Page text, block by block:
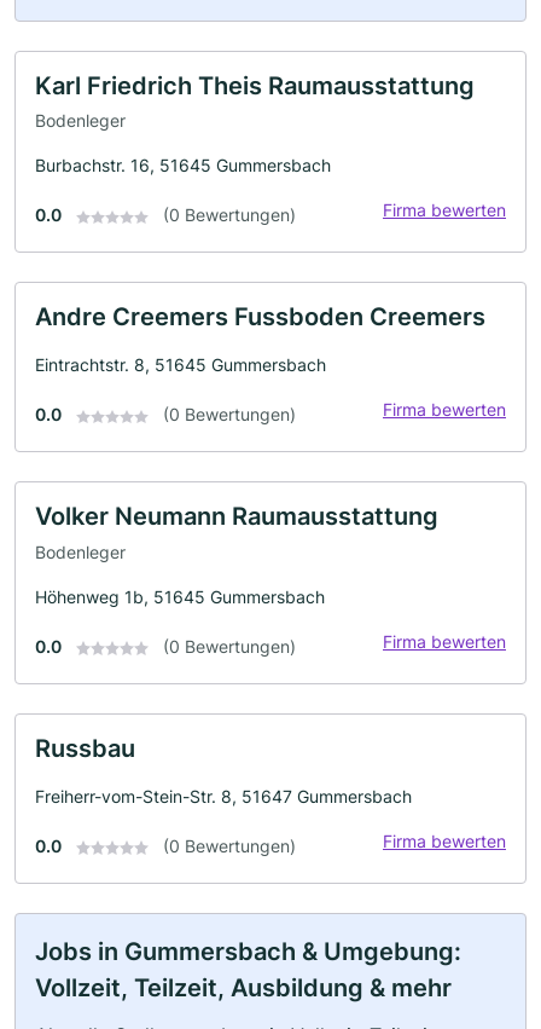
Karl Friedrich Theis Raumausstattung
Bodenleger
Burbachstr. 16, 51645 Gummersbach
0.0 (0 Bewertungen) Firma bewerten
Andre Creemers Fussboden Creemers
Eintrachtstr. 8, 51645 Gummersbach
0.0 (0 Bewertungen) Firma bewerten
Volker Neumann Raumausstattung
Bodenleger
Höhenweg 1b, 51645 Gummersbach
0.0 (0 Bewertungen) Firma bewerten
Russbau
Freiherr-vom-Stein-Str. 8, 51647 Gummersbach
0.0 (0 Bewertungen) Firma bewerten
Jobs in Gummersbach & Umgebung:
Vollzeit, Teilzeit, Ausbildung & mehr